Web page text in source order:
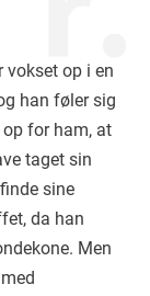
vokset op i en
han føler sig
for ham, at
taget sin
sine
da han
Men